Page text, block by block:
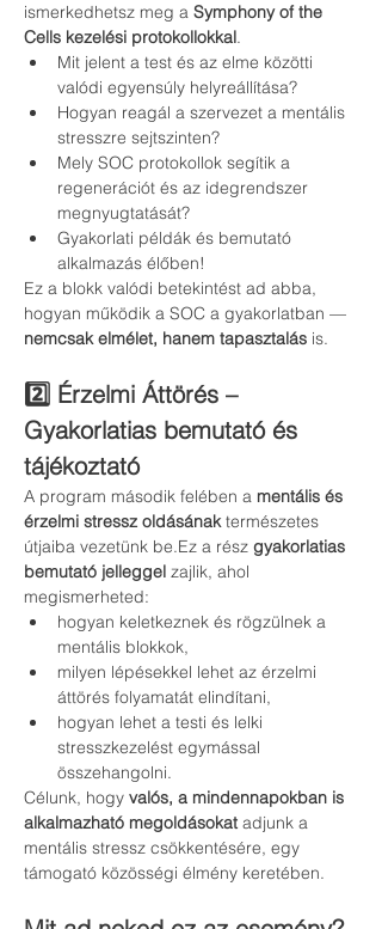
ismerkedhetsz meg a Symphony of the
Cells kezelési protokollokkal.
Mit jelent a test és az elme közötti
valódi egyensúly helyreállítása?
Hogyan reagál a szervezet a mentális
stresszre sejtszinten?
Mely SOC protokollok segítik a
regenerációt és az idegrendszer
megnyugtatását?
Gyakorlati példák és bemutató
alkalmazás élőben!
Ez a blokk valódi betekintést ad abba,
hogyan működik a SOC a gyakorlatban —
nemcsak elmélet, hanem tapasztalás is.
2️⃣ Érzelmi Áttörés –
Gyakorlatias bemutató és
tájékoztató
A program második felében a mentális és
érzelmi stressz oldásának természetes
útjaiba vezetünk be.Ez a rész gyakorlatias
bemutató jelleggel zajlik, ahol
megismerheted:
hogyan keletkeznek és rögzülnek a
mentális blokkok,
milyen lépésekkel lehet az érzelmi
áttörés folyamatát elindítani,
hogyan lehet a testi és lelki
stresszkezelést egymással
összehangolni.
Célunk, hogy valós, a mindennapokban is
alkalmazható megoldásokat adjunk a
mentális stressz csökkentésére, egy
támogató közösségi élmény keretében.